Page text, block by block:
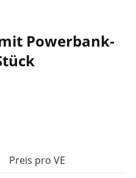
Powerbank-
Preis pro VE